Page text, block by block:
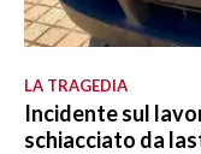
LA TRAGEDIA
Incidente sul
schiacciato da